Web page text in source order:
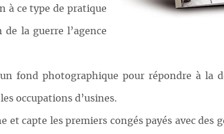
à ce type de pratique
la guerre l’agence
fond photographique pour répondre à la
occupations d’usines.
et capte les premiers congés payés avec des